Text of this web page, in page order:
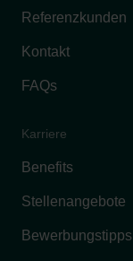
Referenzkunden
Kontakt
FAQs
Karriere
Benefits
Stellenangebote
Bewerbungstipps